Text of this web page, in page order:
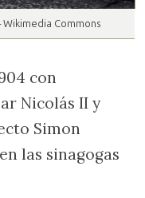
Commons
con
Nicolás II y
Simon
las sinagogas